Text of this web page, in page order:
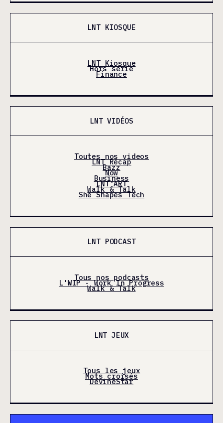
LNT KIOSQUE
LNT Kiosque
Hors série
Finance
LNT VIDÉOS
Toutes nos videos
LNT Récap
Bazz
Now
Business
LNT'ART
Walk & Talk
She Shapes Tech
LNT PODCAST
Tous nos podcasts
L'WIP - Work In Progress
Walk & Talk
LNT JEUX
Tous les jeux
Mots croisés
DevineStar